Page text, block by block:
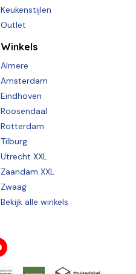
Keukenstijlen
Outlet
Winkels
Almere
Amsterdam
Eindhoven
Roosendaal
Rotterdam
Tilburg
Utrecht XXL
Zaandam XXL
Zwaag
Bekijk alle winkels